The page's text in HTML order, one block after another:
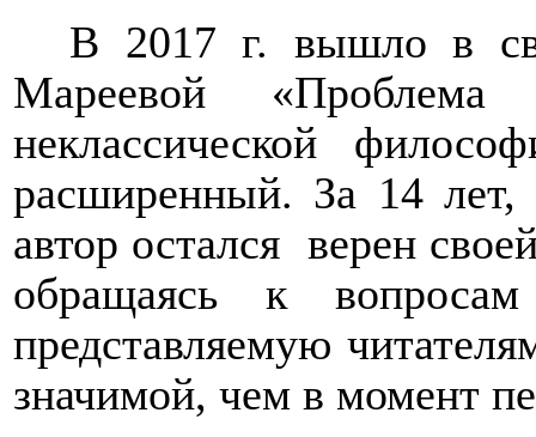
В 2017 г. вышло в
Мареевой
неклассической
расширенный. За 14 лет,
автор остался верен
обращаясь к
представляемую
значимой, чем в момент